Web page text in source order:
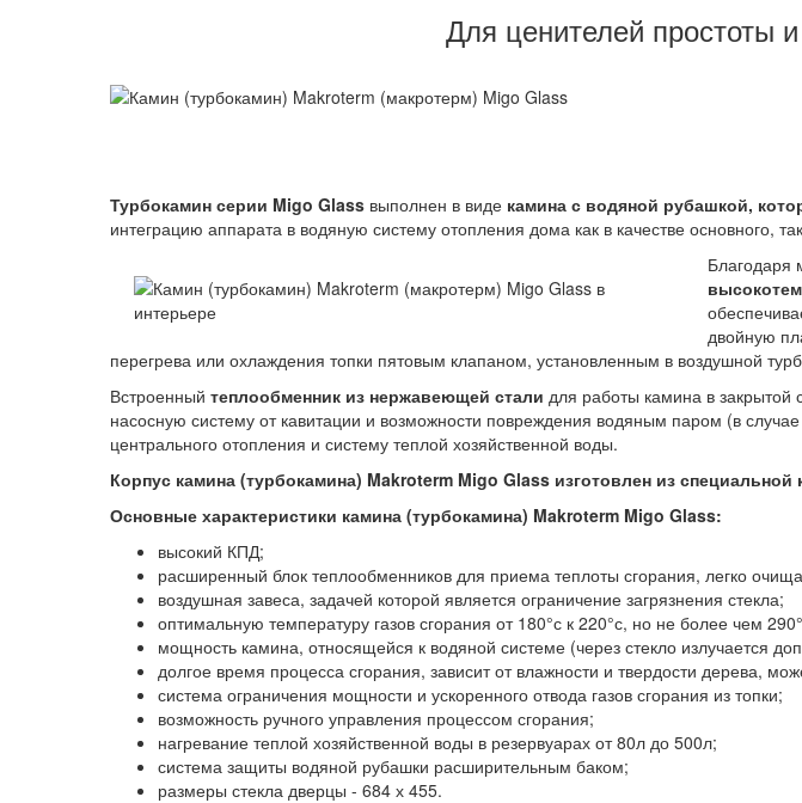
Для ценителей простоты
Турбокамин серии Migo Glass выполнен в виде камина с водяной рубашкой,
интеграцию аппарата в водяную систему отопления дома как в качестве основного,
Благодаря
двойную
перегрева или охлаждения топки пятовым клапаном, установленным в воздушной
Встроенный теплообменник из нержавеющей стали для работы камина в
насосную систему от кавитации и возможности повреждения водяным паром (в
центрального отопления и систему теплой хозяйственной воды.
Корпус камина (турбокамина) Makroterm Migo Glass изготовлен из
Основные характеристики камина (турбокамина) Makroterm Migo Glass:
высокий КПД;
расширенный блок теплообменников для приема теплоты сгорания, легко
воздушная завеса, задачей которой является ограничение загрязнения стекла;
оптимальную температуру газов сгорания от 180°с к 220°с, но не более чем
мощность камина, относящейся к водяной системе (через стекло излучается
долгое время процесса сгорания, зависит от влажности и твердости дерева,
система ограничения мощности и ускоренного отвода газов сгорания из топки;
возможность ручного управления процессом сгорания;
нагревание теплой хозяйственной воды в резервуарах от 80л до 500л;
система защиты водяной рубашки расширительным баком;
размеры стекла дверцы - 684 х 455.